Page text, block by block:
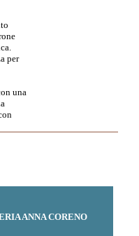
per
una
ANNA CORENO